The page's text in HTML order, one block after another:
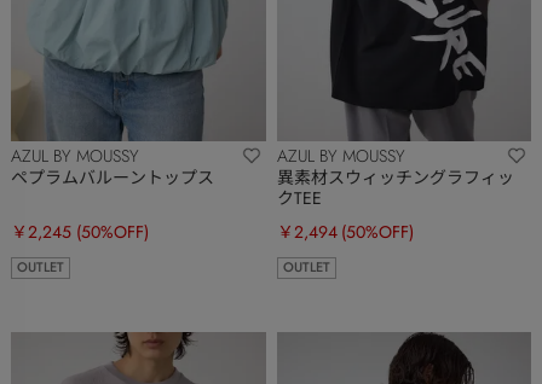
AZUL BY MOUSSY
ペプラムバルーントップス
￥2,245 (50%OFF)
OUTLET
AZUL BY MOUSSY
異素材スウィッチングラフィッ
クTEE
￥2,494 (50%OFF)
OUTLET